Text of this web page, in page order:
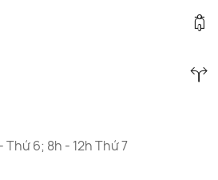
Thứ 6; 8h - 12h Thứ 7